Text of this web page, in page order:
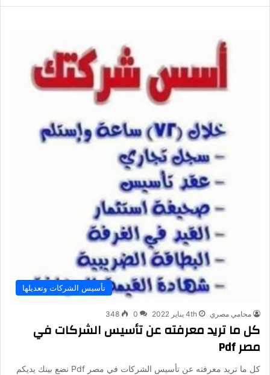
تأسيس الشركات وتعديلها
محامي مصري 4th يناير 2022 0
348
كل ما تريد معرفته عن تأسيس الشركات في
مصر Pdf
كل ما تريد معرفته عن تأسيس الشركات في مصر Pdf نضع بينك يديكم